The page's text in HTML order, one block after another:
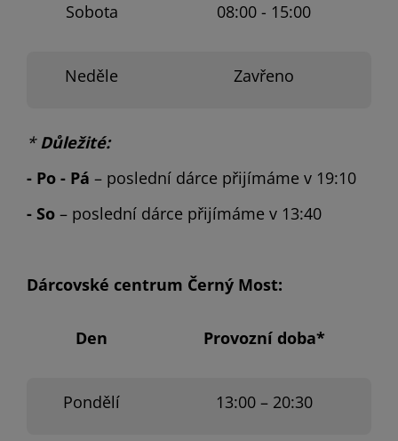
Sobota 08:00 - 15:00
Neděle Zavřeno
*Důležité:
- Po - Pá – poslední dárce přijímáme v 19:10
- So – poslední dárce přijímáme v 13:40
Dárcovské centrum Černý Most:
Den Provozní doba*
Pondělí 13:00 – 20:30